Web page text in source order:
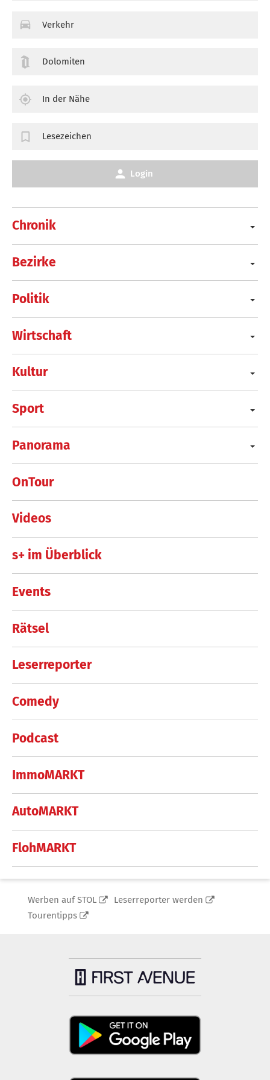
Chronik
Bezirke
Politik
Wirtschaft
Kultur
Sport
Panorama
OnTour
Videos
s+ im Überblick
Events
Rätsel
Leserreporter
Comedy
Podcast
ImmoMARKT
AutoMARKT
FlohMARKT
Verkehr
Dolomiten
In der Nähe
Lesezeichen
Login
Werben auf STOL
Leserreporter werden
Tourentipps